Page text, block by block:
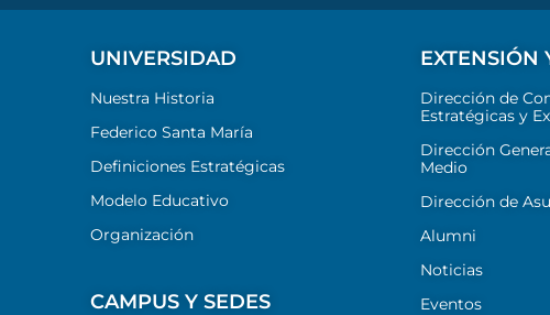
UNIVERSIDAD
Nuestra Historia
Federico Santa María
Definiciones Estratégicas
Modelo Educativo
Organización
CAMPUS Y SEDES
EXTENSIÓN
Dirección de
Estratégicas y
Dirección
Medio
Dirección de
Alumni
Noticias
Eventos